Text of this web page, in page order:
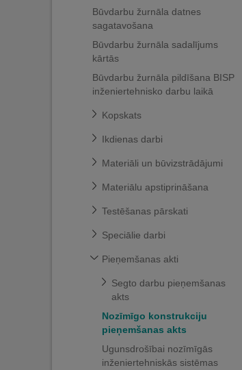
Būvdarbu žurnāla datnes
sagatavošana
Būvdarbu žurnāla sadalījums
kārtās
Būvdarbu žurnāla pildīšana BISP
inženiertehnisko darbu laikā
Kopskats
Ikdienas darbi
Materiāli un būvizstrādājumi
Materiālu apstiprināšana
Testēšanas pārskati
Speciālie darbi
Pieņemšanas akti
Segto darbu pieņemšanas
akts
Nozīmīgo konstrukciju
pieņemšanas akts
Ugunsdrošībai nozīmīgās
inženiertehniskās sistēmas